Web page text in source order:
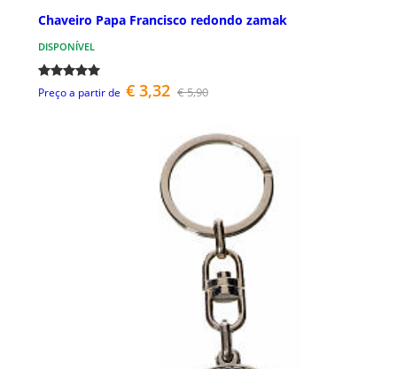
Chaveiro Papa Francisco redondo zamak
DISPONÍVEL
Preço a partir de € 3,32 € 5,90